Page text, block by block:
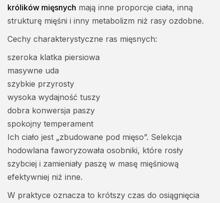
królików mięsnych mają inne proporcje ciała, inną
strukturę mięśni i inny metabolizm niż rasy ozdobne.
Cechy charakterystyczne ras mięsnych:
szeroka klatka piersiowa
masywne uda
szybkie przyrosty
wysoka wydajność tuszy
dobra konwersja paszy
spokojny temperament
Ich ciało jest „zbudowane pod mięso”. Selekcja
hodowlana faworyzowała osobniki, które rosły
szybciej i zamieniały paszę w masę mięśniową
efektywniej niż inne.
W praktyce oznacza to krótszy czas do osiągnięcia